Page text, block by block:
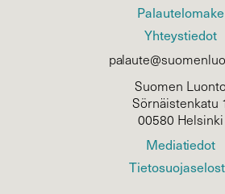
Palautelomake
Yhteystiedot
Suomen Luonto
Sörnäistenkatu 1
00580 Helsinki
Mediatiedot